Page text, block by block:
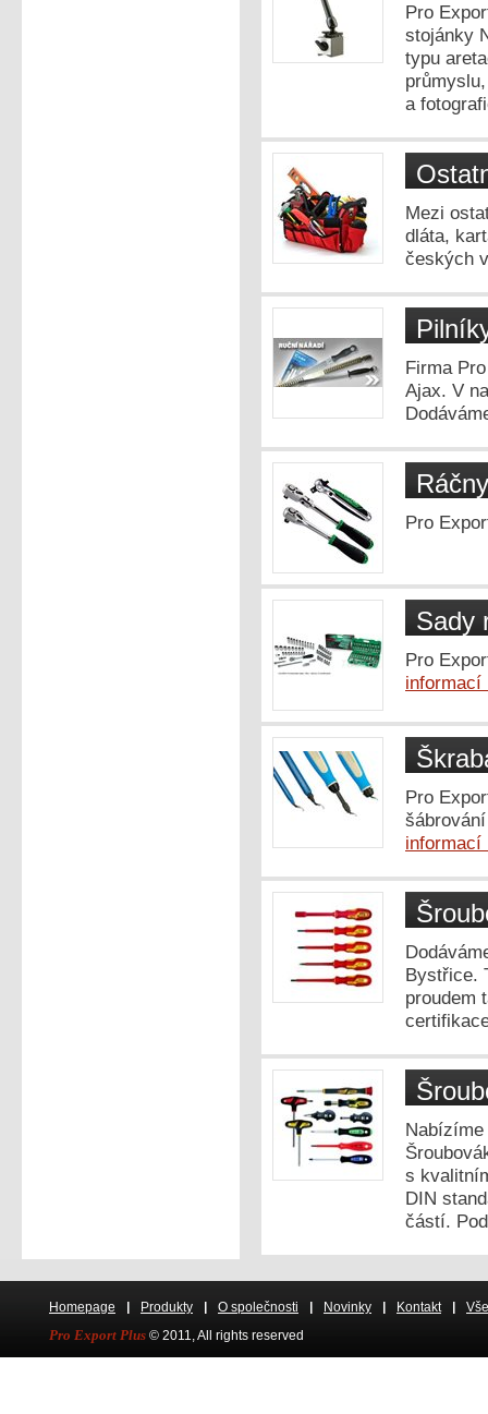
Pro
stojánky
typu
a
Mezi
dláta,
českých
Firma
Ajax. V
Ráčny
Pro
Sady
Pro
informací
Pro
informací
Bystřice.
proudem
s
DIN
částí.
Homepage Produkty O společnosti Novinky Kontakt
Pro Export Plus © 2011, All rights